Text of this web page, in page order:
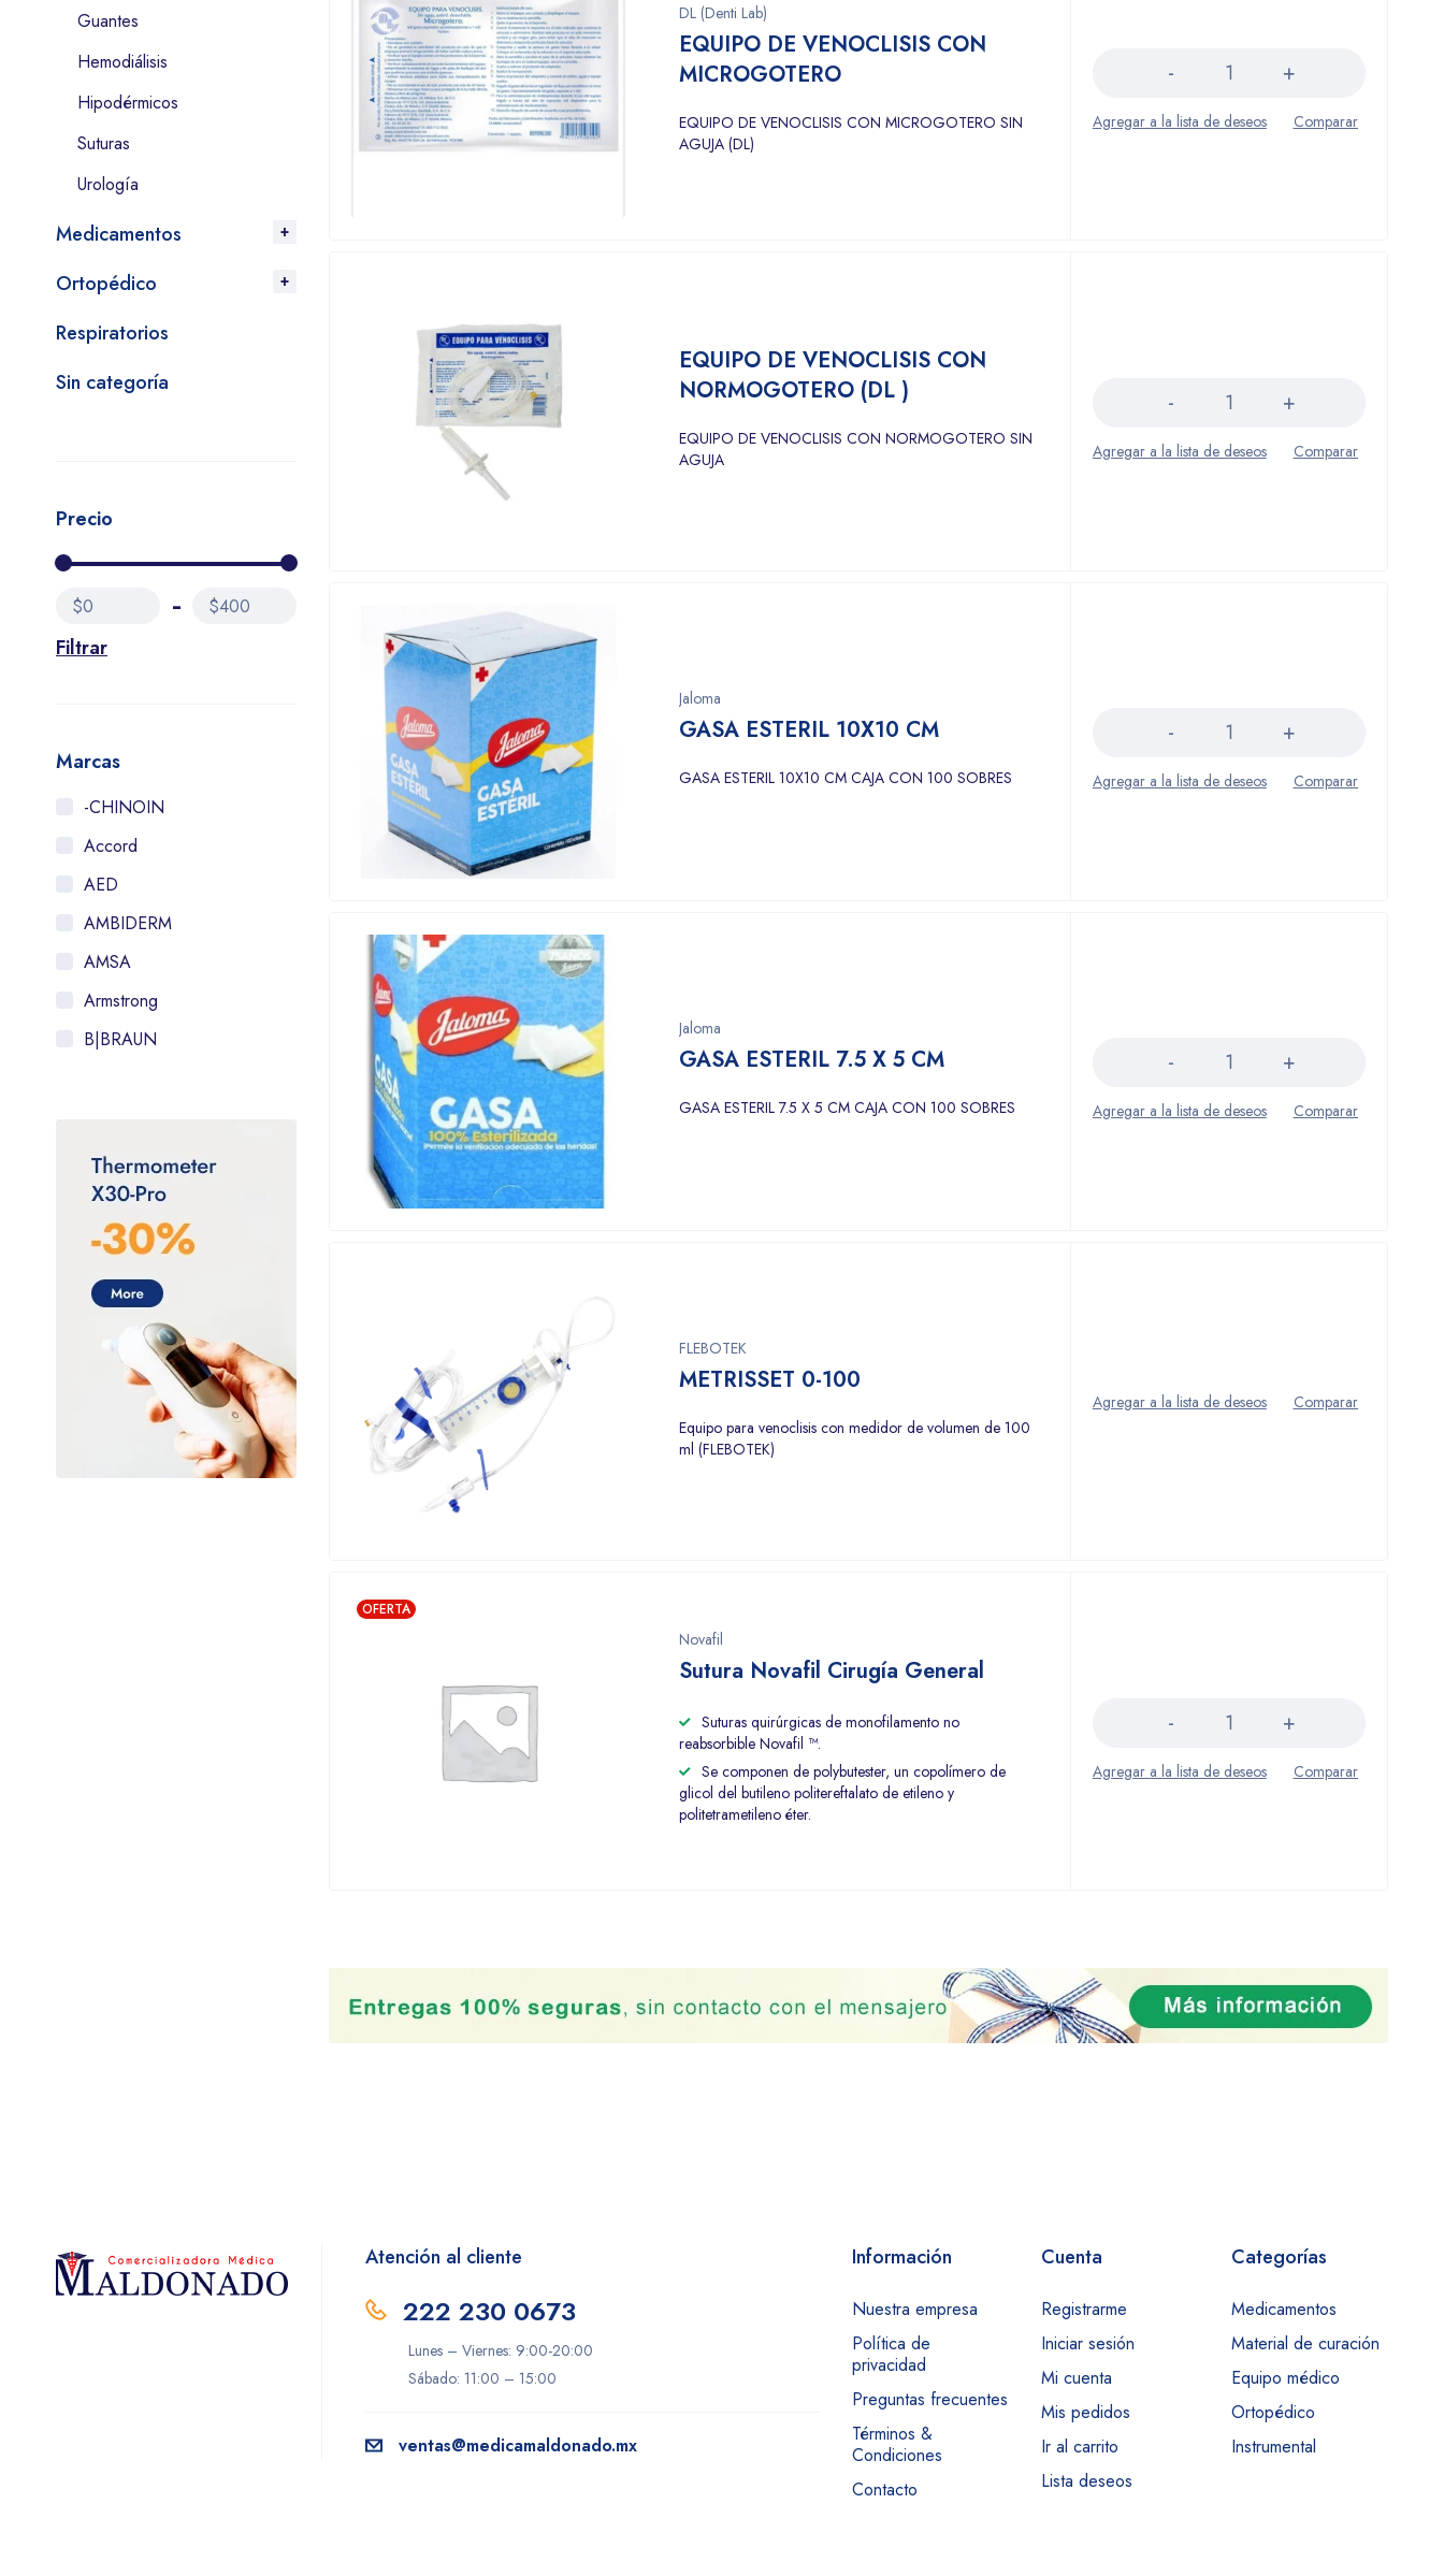
Guantes
Hemodiálisis
Hipodérmicos
Suturas
Urología
Medicamentos
Ortopédico
Respiratorios
Sin categoría
Precio
Filtrar
$0 $400
Marcas
-CHINOIN
Accord
AED
AMBIDERM
AMSA
Armstrong
B|BRAUN
Bruluagsa
Bruluart
Checkatek
CSL Behring
Dilon diagnostics
DL (Denti Lab)
Sanofi
DL (Denti Lab)
EQUIPO DE VENOCLISIS CON
MICROGOTERO
EQUIPO DE VENOCLISIS CON MICROGOTERO SIN
AGUJA (DL)
EQUIPO DE VENOCLISIS CON
NORMOGOTERO (DL )
EQUIPO DE VENOCLISIS CON NORMOGOTERO SIN
AGUJA
Jaloma
GASA ESTERIL 10X10 CM
GASA ESTERIL 10X10 CM CAJA CON 100 SOBRES
Jaloma
GASA ESTERIL 7.5 X 5 CM
GASA ESTERIL 7.5 X 5 CM CAJA CON 100 SOBRES
FLEBOTEK
METRISSET 0-100
Equipo para venoclisis con medidor de volumen de 100
ml (FLEBOTEK)
OFERTA
Novafil
Sutura Novafil Cirugía General
Suturas quirúrgicas de monofilamento no
reabsorbible Novafil ™.
Se componen de polybutester, un copolímero de
glicol del butileno politereftalato de etileno y
politetrametileno éter.
Atención al cliente
222 230 0673
Lunes – Viernes: 9:00-20:00
Sábado: 11:00 – 15:00
ventas@medicamaldonado.mx
Información
Nuestra empresa
Política de
privacidad
Preguntas frecuentes
Términos &
Condiciones
Contacto
Cuenta
Registrarme
Iniciar sesión
Mi cuenta
Mis pedidos
Ir al carrito
Lista deseos
Categorías
Medicamentos
Material de curación
Equipo médico
Ortopédico
Instrumental